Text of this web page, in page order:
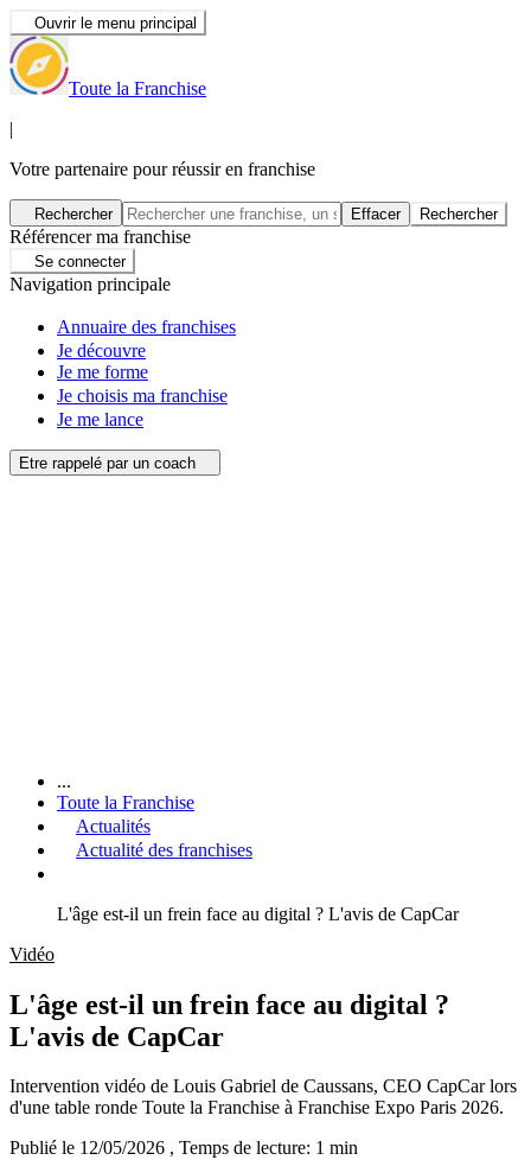
Ouvrir le menu principal
Toute la Franchise
|
Votre partenaire pour réussir en franchise
Rechercher Effacer Rechercher
Référencer ma franchise
Se connecter
Navigation principale
Annuaire des franchises
Je découvre
Je me forme
Je choisis ma franchise
Je me lance
Etre rappelé par un coach
...
Toute la Franchise
Actualités
Actualité des franchises
L'âge est-il un frein face au digital ? L'avis de CapCar
Vidéo
L'âge est-il un frein face au digital ?
L'avis de CapCar
Intervention vidéo de Louis Gabriel de Caussans, CEO CapCar lors
d'une table ronde Toute la Franchise à Franchise Expo Paris 2026.
Publié le 12/05/2026 , Temps de lecture: 1 min